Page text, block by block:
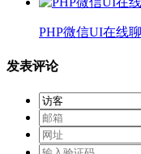
PHP微信UI在线
发表评论